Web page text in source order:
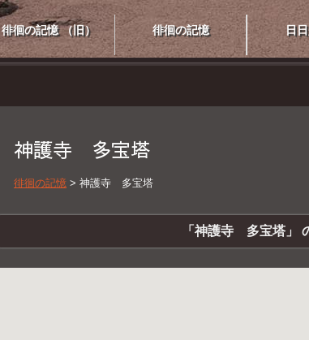
徘徊の記憶 （旧） 徘徊の記憶 日
神護寺 多宝塔
徘徊の記憶 > 神護寺 多宝塔
「神護寺 多宝塔」